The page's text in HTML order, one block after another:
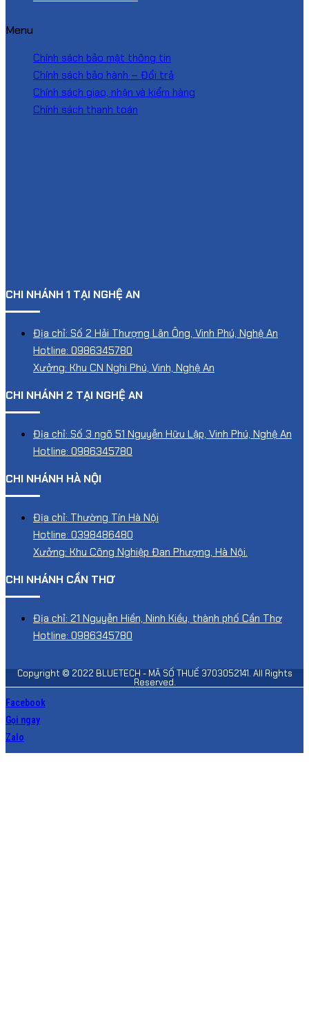
Menu
Chính sách bảo mật thông tin
Chính sách bảo hành – Đổi trả
Chính sách giao, nhận và kiểm hàng
Chính sách thanh toán
CHI NHÁNH 1 TẠI NGHỆ AN
Địa chỉ: Số 2 Hải Thượng Lãn Ông, Vinh Phú, Nghệ An
Hotline: 0986345780
Xưởng: Khu CN Nghi Phú, Vinh, Nghệ An
CHI NHÁNH 2 TẠI NGHỆ AN
Địa chỉ: Số 3 ngõ 51 Nguyễn Hữu Lập, Vinh Phú, Nghệ An
Hotline: 0986345780
CHI NHÁNH HÀ NỘI
Địa chỉ: Thường Tín Hà Nội
Hotline: 0398486480
Xưởng: Khu Công Nghiệp Đan Phượng, Hà Nội.
CHI NHÁNH CẦN THƠ
Địa chỉ: 21 Nguyễn Hiền, Ninh Kiều, thành phố Cần Thơ
Hotline: 0986345780
Copyright © 2022 BLUETECH - MÃ SỐ THUẾ 3703052141. All Rights
Reserved.
Facebook
Gọi ngay
Zalo